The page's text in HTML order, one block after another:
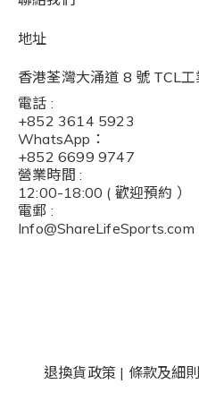
地址
香港荃灣大涌道 8 號 TCL
電話 :
+852 3614 5923
WhatsApp：
+852 6699 9747
營業時間 :
12:00-18:00 ( 歡迎預約 ）
電郵 :
Info@ShareLifeSports.com
退換貨政策 | 條款及細